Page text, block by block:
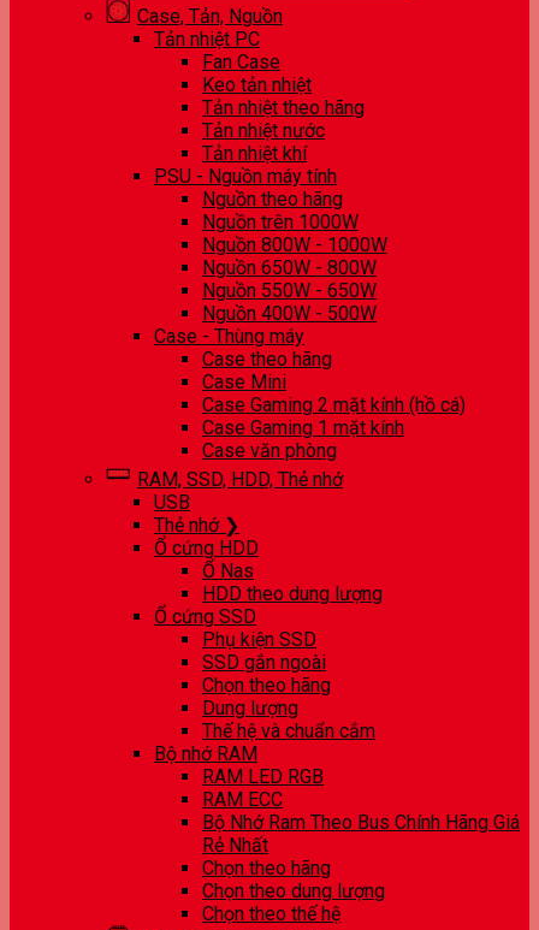
Case, Tản, Nguồn
Tản nhiệt PC
Fan Case
Keo tản nhiệt
Tản nhiệt theo hãng
Tản nhiệt nước
Tản nhiệt khí
PSU - Nguồn máy tính
Nguồn theo hãng
Nguồn trên 1000W
Nguồn 800W - 1000W
Nguồn 650W - 800W
Nguồn 550W - 650W
Nguồn 400W - 500W
Case - Thùng máy
Case theo hãng
Case Mini
Case Gaming 2 mặt kính (hồ cá)
Case Gaming 1 mặt kính
Case văn phòng
RAM, SSD, HDD, Thẻ nhớ
USB
Thẻ nhớ ❯
Ổ cứng HDD
Ổ Nas
HDD theo dung lượng
Ổ cứng SSD
Phụ kiện SSD
SSD gắn ngoài
Chọn theo hãng
Dung lượng
Thế hệ và chuẩn cắm
Bộ nhớ RAM
RAM LED RGB
RAM ECC
Bộ Nhớ Ram Theo Bus Chính Hãng Giá
Rẻ Nhất
Chọn theo hãng
Chọn theo dung lượng
Chọn theo thế hệ